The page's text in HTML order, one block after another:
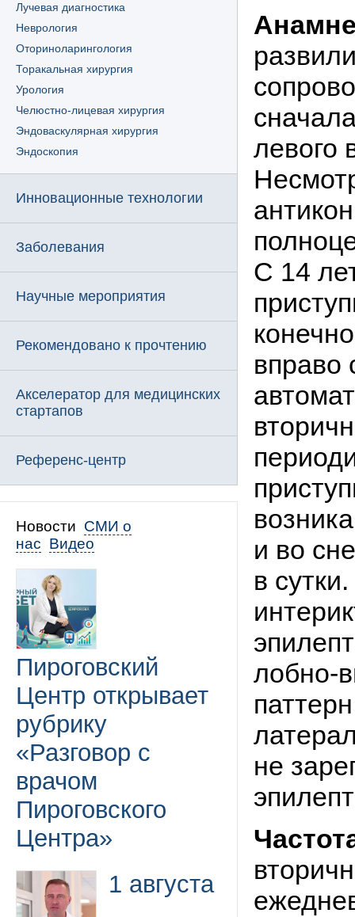
Лучевая диагностика
Неврология
Оториноларингология
Торакальная хирургия
Урология
Челюстно-лицевая хирургия
Эндоваскулярная хирургия
Эндоскопия
Инновационные технологии
Заболевания
Научные мероприятия
Рекомендовано к прочтению
Акселератор для медицинских
стартапов
Референс-центр
Новости СМИ о
нас Видео
Пироговский
Центр открывает
рубрику
«Разговор с
врачом
Пироговского
Центра»
1 августа
левого
С 14
и во
в
лобно-
не